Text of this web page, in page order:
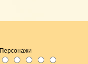
Персонажи